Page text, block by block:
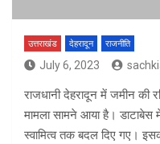
उत्तराखंड देहरादून राजनीति
July 6, 2023
राजधानी देहरादून में जमीन की
मामला सामने आया है।
स्वामित्व तक बदल दिए गए।